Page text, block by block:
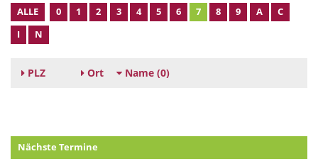
ALLE 0 1 2 3 4 5 6 7 8 9 A
C
I
N
PLZ Ort Name (0)
Nächste Termine